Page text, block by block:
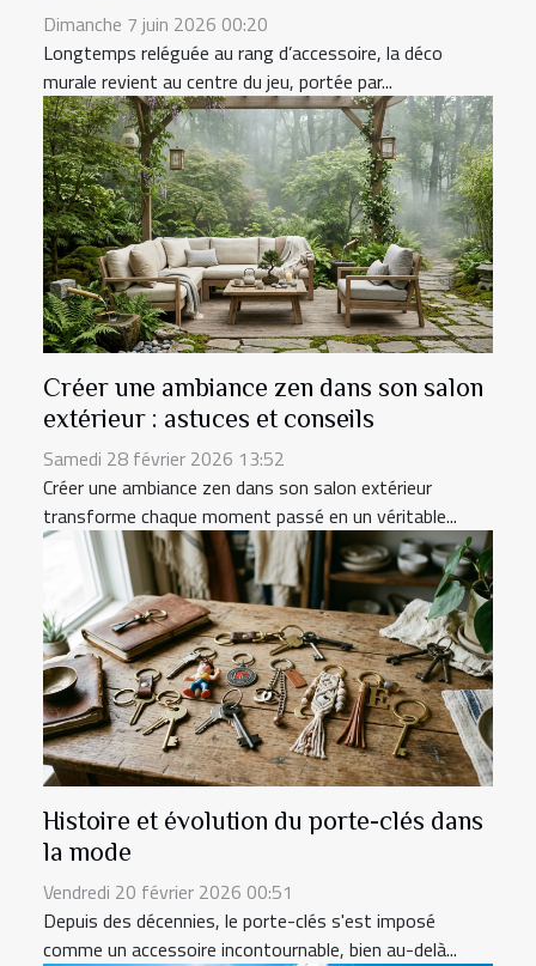
Dimanche 7 juin 2026 00:20
Longtemps reléguée au rang d’accessoire, la déco
murale revient au centre du jeu, portée par...
Créer une ambiance zen dans son salon
extérieur : astuces et conseils
Samedi 28 février 2026 13:52
Créer une ambiance zen dans son salon extérieur
transforme chaque moment passé en un véritable...
Histoire et évolution du porte-clés dans
la mode
Vendredi 20 février 2026 00:51
Depuis des décennies, le porte-clés s'est imposé
comme un accessoire incontournable, bien au-delà...